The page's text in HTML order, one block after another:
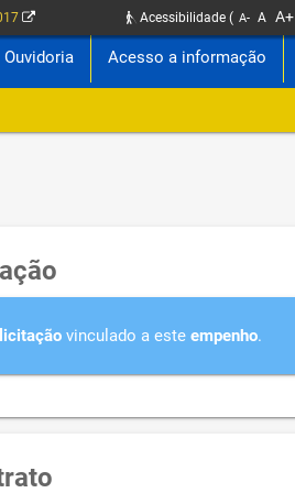
Acessibilidade ( A- A A+
Ouvidoria Acesso a informação
licitação vinculado a esteempenho.